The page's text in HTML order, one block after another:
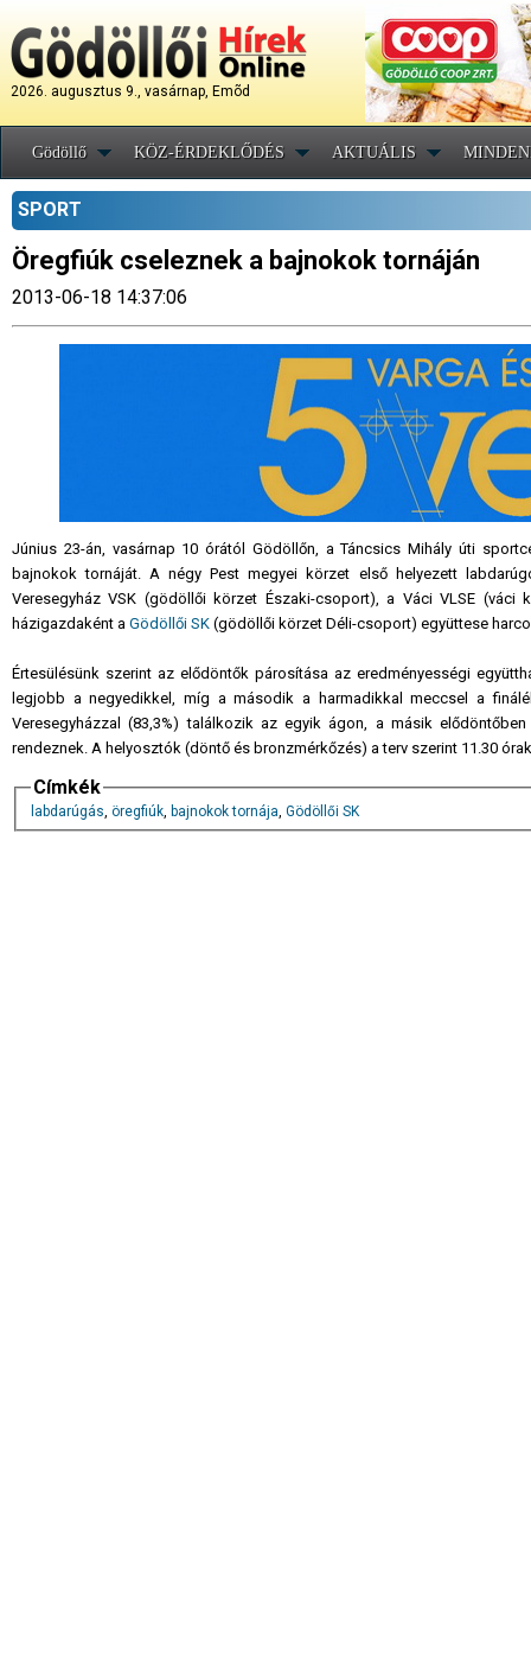
2026. augusztus 9., vasárnap, Emõd
Gödöllő KÖZ-ÉRDEKLŐDÉS AKTUÁLIS
SPORT
Öregfiúk cseleznek a bajnokok tornáján
2013-06-18 14:37:06
Június 23-án, vasárnap 10 órától Gödöllőn, a Táncsics Mihály úti
bajnokok tornáját. A négy Pest megyei körzet első helyezett
Veresegyház VSK (gödöllői körzet Északi-csoport), a Váci VLSE (váci
házigazdaként a Gödöllői SK (gödöllői körzet Déli-csoport) együttese
Értesülésünk szerint az elődöntők párosítása az eredményességi
legjobb a negyedikkel, míg a második a harmadikkal meccsel a
Veresegyházzal (83,3%) találkozik az egyik ágon, a másik
rendeznek. A helyosztók (döntő és bronzmérkőzés) a terv szerint 11.30
Címkék
labdarúgás, öregfiúk, bajnokok tornája, Gödöllői SK